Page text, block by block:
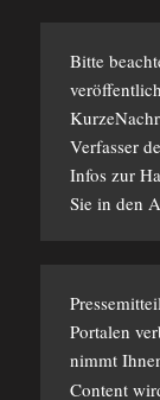
Bitte
Verfasser
Infos zur
Sie in den
Portalen
nimmt
Content